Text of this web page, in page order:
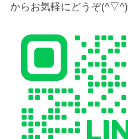
からお気軽にどうぞ(^▽^)